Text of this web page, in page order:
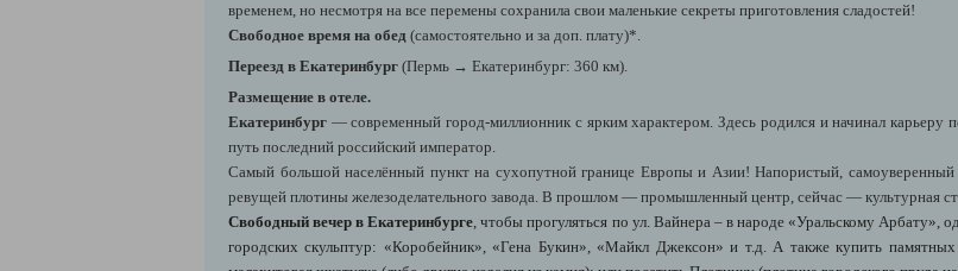
временем, но несмотря на все перемены сохранила свои маленькие секреты приготовления сладостей!
Свободное время на обед (самостоятельно и за доп. плату)*.
Переезд в Екатеринбург (Пермь → Екатеринбург: 360 км).
Размещение в отеле.
Екатеринбург — современный город-миллионник с ярким характером. Здесь родился и начинал карьеру
путь последний российский император.
Самый большой населённый пункт на сухопутной границе Европы и Азии! Напористый, самоуверенный
ревущей плотины железоделательного завода. В прошлом — промышленный центр, сейчас — культурная
Свободный вечер в Екатеринбурге, чтобы прогуляться по ул. Вайнера – в народе «Уральскому Арбату»,
городских скульптур: «Коробейник», «Гена Букин», «Майкл Джексон» и т.д. А также купить